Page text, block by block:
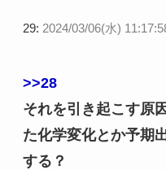
29: 2024/03/06(水)
>>28
それを引き起こす原
た化学変化とか予期
する？